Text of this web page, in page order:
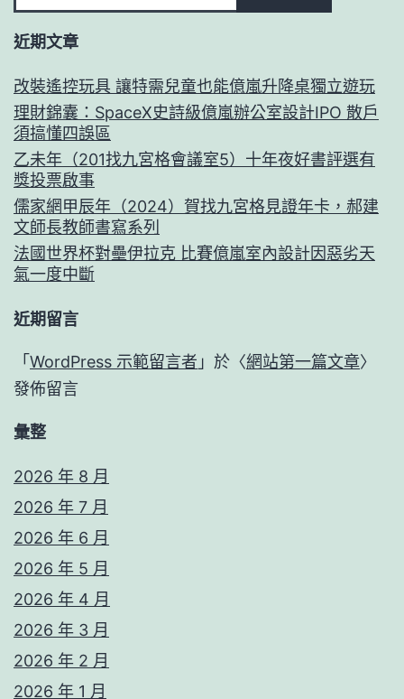
近期文章
改裝遙控玩具 讓特需兒童也能億嵐升降桌獨立遊玩
理財錦囊：SpaceX史詩級億嵐辦公室設計IPO 散戶
須搞懂四誤區
乙未年（201找九宮格會議室5）十年夜好書評選有
獎投票啟事
儒家網甲辰年（2024）賀找九宮格見證年卡，郝建
文師長教師書寫系列
法國世界杯對壘伊拉克 比賽億嵐室內設計因惡劣天
氣一度中斷
近期留言
「 WordPress 示範留言者 」於〈網站第一篇文章〉
發佈留言
彙整
2026 年 8 月
2026 年 7 月
2026 年 6 月
2026 年 5 月
2026 年 4 月
2026 年 3 月
2026 年 2 月
2026 年 1 月